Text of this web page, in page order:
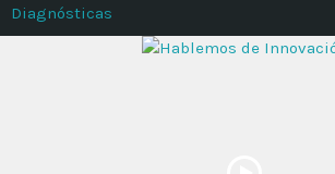
Diagnósticas